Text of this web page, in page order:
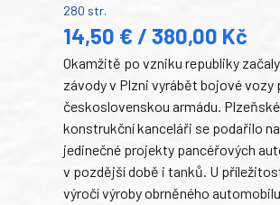
280 str.
14,50 € / 380,00 Kč
Okamžitě po vzniku republiky
závody v Plzni vyrábět bojové vozy
československou armádu. Plzeňské
konstrukční kanceláři se podařilo
jedinečné projekty pancéřových
v pozdější době i tanků. U
výročí výroby obrněného